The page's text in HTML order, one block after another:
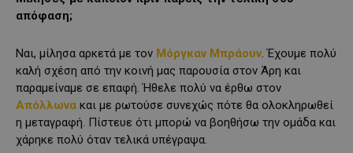
απόφαση;
Ναι, μίλησα αρκετά με τον Μόργκαν Μπράουν. Έχουμε πολύ
καλή σχέση από την κοινή μας παρουσία στον Άρη και
παραμείναμε σε επαφή. Ήθελε πολύ να έρθω στον
Απόλλωνα και με ρωτούσε συνεχώς πότε θα ολοκληρωθεί
η μεταγραφή. Πίστευε ότι μπορώ να βοηθήσω την ομάδα και
χάρηκε πολύ όταν τελικά υπέγραψα.